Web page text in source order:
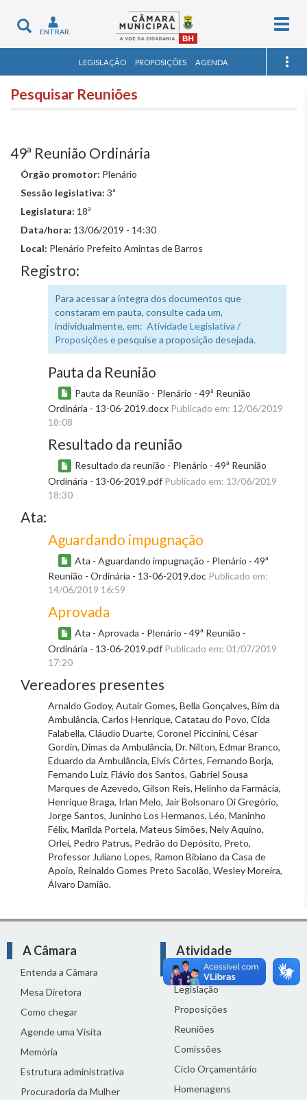
Toggle
navigation
ENTRAR
LEGISLAÇÃO PROPOSIÇÕES AGENDA
Pesquisar Reuniões
49ª Reunião Ordinária
Órgão promotor: Plenário
Sessão legislativa: 3ª
Legislatura: 18ª
Data/hora: 13/06/2019 - 14:30
Local: Plenário Prefeito Amintas de Barros
Registro:
Para acessar a íntegra dos documentos que
constaram em pauta, consulte cada um,
individualmente, em: Atividade Legislativa /
Proposições e pesquise a proposição desejada.
Pauta da Reunião
Pauta da Reunião - Plenário - 49ª Reunião
Ordinária - 13-06-2019.docx Publicado em: 12/06/2019
18:08
Resultado da reunião
Resultado da reunião - Plenário - 49ª Reunião
Ordinária - 13-06-2019.pdf Publicado em: 13/06/2019
18:30
Ata:
Aguardando impugnação
Ata - Aguardando impugnação - Plenário - 49ª
Reunião - Ordinária - 13-06-2019.doc Publicado em:
14/06/2019 16:59
Aprovada
Ata - Aprovada - Plenário - 49ª Reunião -
Ordinária - 13-06-2019.pdf Publicado em: 01/07/2019
17:20
Vereadores presentes
Arnaldo Godoy, Autair Gomes, Bella Gonçalves, Bim da
Ambulância, Carlos Henrique, Catatau do Povo, Cida
Falabella, Cláudio Duarte, Coronel Piccinini, César
Gordin, Dimas da Ambulância, Dr. Nilton, Edmar Branco,
Eduardo da Ambulância, Elvis Côrtes, Fernando Borja,
Fernando Luiz, Flávio dos Santos, Gabriel Sousa
Marques de Azevedo, Gilson Reis, Helinho da Farmácia,
Henrique Braga, Irlan Melo, Jair Bolsonaro Di Gregório,
Jorge Santos, Juninho Los Hermanos, Léo, Maninho
Félix, Marilda Portela, Mateus Simões, Nely Aquino,
Orlei, Pedro Patrus, Pedrão do Depósito, Preto,
Professor Juliano Lopes, Ramon Bibiano da Casa de
Apoio, Reinaldo Gomes Preto Sacolão, Wesley Moreira,
Álvaro Damião.
A Câmara
Entenda a Câmara
Mesa Diretora
Como chegar
Agende uma Visita
Memória
Estrutura administrativa
Procuradoria da Mulher
Atividade
Legislativa
Legislação
Proposições
Reuniões
Comissões
Ciclo Orçamentário
Homenagens